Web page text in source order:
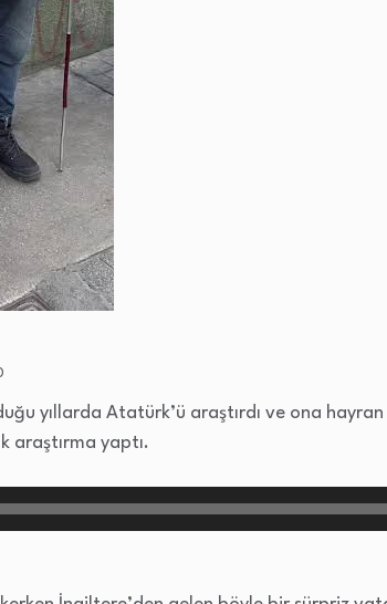
yıllarda Atatürk’ü araştırdı ve ona
araştırma yaptı.